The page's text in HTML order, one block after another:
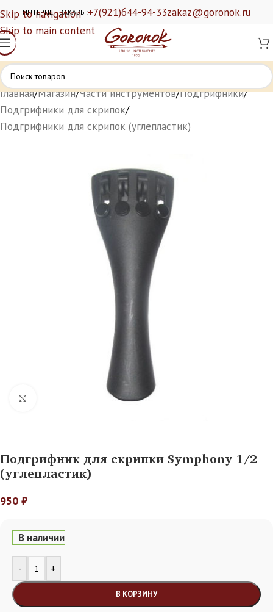
Skip to navigation
Skip to main content
ИНТЕРНЕТ ЗАКАЗЫ:+7(921)644-94-33zakaz@goronok.ru
Главная/Магазин/Части инструментов/Подгрифники/
Подгрифники для скрипок/
Подгрифники для скрипок (углепластик)
Нажмите, чтобы увеличить
Подгрифник для скрипки Symphony 1/2
(углепластик)
950 ₽
В наличии
- +
В КОРЗИНУ
Alternative: